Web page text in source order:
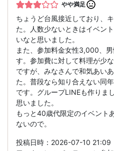
やや満足
ちょうど台風接近しており、
た。人数少ないときはイベン
いなと思いました。
また、参加料金女性3,000、
す。参加費に対して料理が少
ですが、みなさんで和気あい
た。普段なら知り合えない同
です。グループLINEも作りま
思いました。
もっと40歳代限定のイベント
ないので。
投稿日時：2026-07-10 21:09